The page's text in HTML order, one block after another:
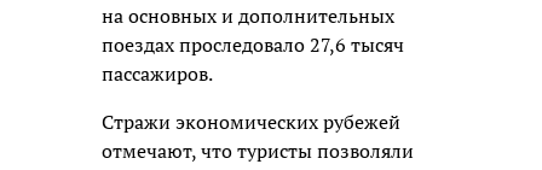
на основных и дополнительных
поездах проследовало 27,6 тысяч
пассажиров.
Стражи экономических рубежей
отмечают, что туристы позволяли